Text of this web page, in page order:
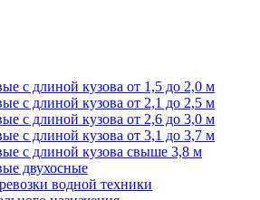
с длиной кузова от 1,5 до 2,0 м
с длиной кузова от 2,1 до 2,5 м
с длиной кузова от 2,6 до 3,0 м
с длиной кузова от 3,1 до 3,7 м
с длиной кузова свыше 3,8 м
двухосные
водной техники